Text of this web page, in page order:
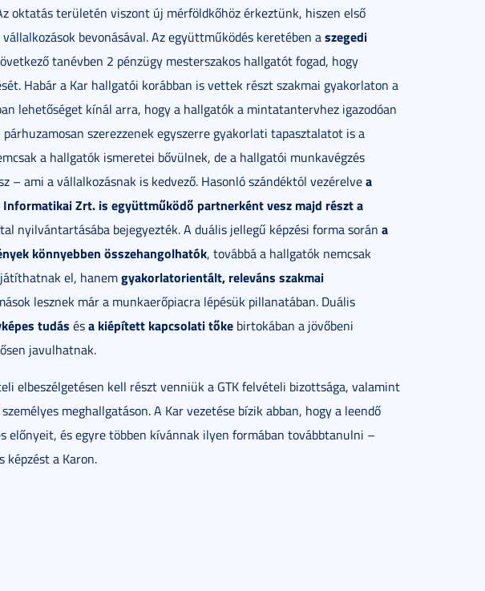
oktatás területén viszont új mérföldkőhöz érkeztünk, hiszen első
bevonásával. Az együttműködés keretében aszegedi
tanévben 2 pénzügy mesterszakos hallgatót fogad, hogy
Habár a Kar hallgatói korábban is vettek részt szakmai gyakorlaton a
lehetőséget kínál arra, hogy a hallgatók a mintatantervhez igazodóan
szerezzenek egyszerre gyakorlati tapasztalatot is a
a hallgatók ismeretei bővülnek, de a hallgatói munkavégzés
– ami a vállalkozásnak is kedvező. Hasonló szándéktól vezérelvea
Zrt. is együttműködő partnerként vesz majd részt a
nyilvántartásába bejegyezték. A duális jellegű képzési forma során a
könnyebben összehangolhatók, továbbá a hallgatók nemcsak
el, hanemgyakorlatorientált, releváns szakmai
lesznek már a munkaerőpiacra lépésük pillanatában. Duális
tudás ésa kiépített kapcsolati tőke birtokában a jövőbeni
javulhatnak.
elbeszélgetésen kell részt venniük a GTK felvételi bizottsága, valamint
meghallgatáson. A Kar vezetése bízik abban, hogy a leendő
előnyeit, és egyre többen kívánnak ilyen formában továbbtanulni –
képzést a Karon.